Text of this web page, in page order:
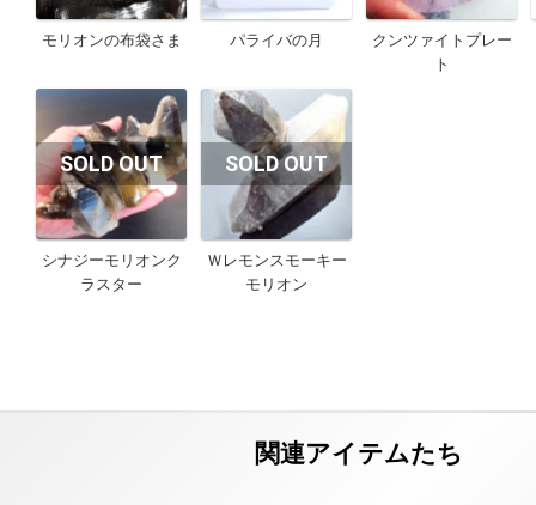
モリオンの布袋さま パライバの月
クンツァイトプレー
ト
シナジーモリオンク
ラスター
Ｗレモンスモーキー
モリオン